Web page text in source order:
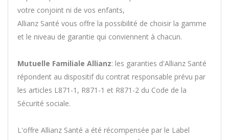
votre conjoint ni de vos enfants,
Allianz Santé vous offre la possibilité de choisir la gamme
et le niveau de garantie qui conviennent à chacun.
Mutuelle Familiale Allianz: les garanties d'Allianz Santé
répondent au dispositif du contrat responsable prévu par
les articles L871-1, R871-1 et R871-2 du Code de la
Sécurité sociale.
L'offre Allianz Santé a été récompensée par le Label